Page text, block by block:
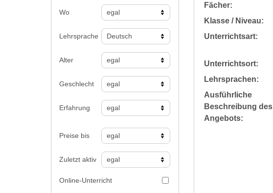
Wo
Lehrsprache
Alter
Geschlecht
Erfahrung
Preise bis
Zuletzt aktiv
Online-Unterricht
Fächer:
Klasse / Niveau:
Unterrichtsart:
Unterrichtsort:
Lehrsprachen:
Ausführliche
Beschreibung des
Angebots: